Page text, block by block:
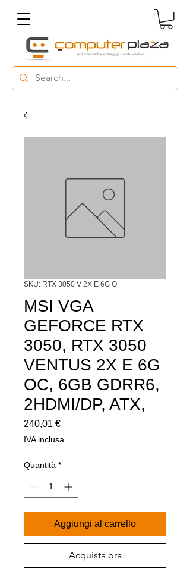
SKU: RTX 3050 V 2X E 6G O
MSI VGA
GEFORCE RTX
3050, RTX 3050
VENTUS 2X E 6G
OC, 6GB GDRR6,
2HDMI/DP, ATX,
240,01 €Prezzo
IVA inclusa
Quantità *
Aggiungi al carrello
Acquista ora